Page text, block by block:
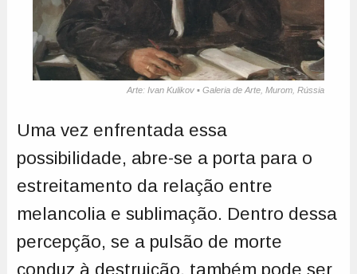
Arte: Ivan Kulikov ▪ Galeria de Arte, Murom, Rússia
Uma vez enfrentada essa
possibilidade, abre-se a porta para o
estreitamento da relação entre
melancolia e sublimação. Dentro dessa
percepção, se a pulsão de morte
conduz à destruição, também pode ser